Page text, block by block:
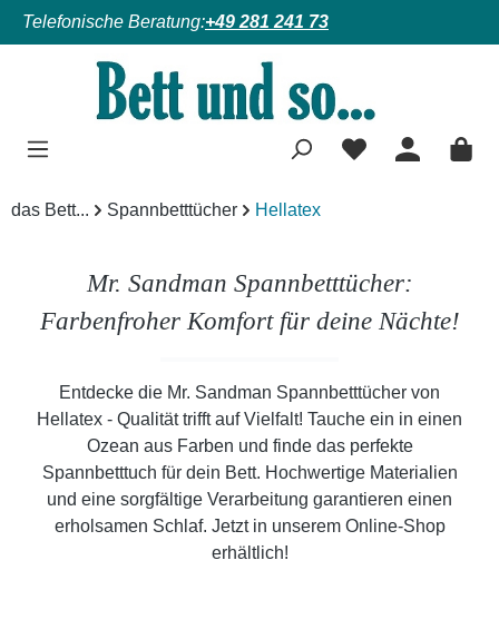
Zum Hauptinhalt springen
Telefonische Beratung:+49 281 241 73
das Bett... Spannbetttücher Hellatex
Mr. Sandman Spannbetttücher:
Farbenfroher Komfort für deine Nächte!
Entdecke die Mr. Sandman Spannbetttücher von
Hellatex - Qualität trifft auf Vielfalt! Tauche ein in einen
Ozean aus Farben und finde das perfekte
Spannbetttuch für dein Bett. Hochwertige Materialien
und eine sorgfältige Verarbeitung garantieren einen
erholsamen Schlaf. Jetzt in unserem Online-Shop
erhältlich!